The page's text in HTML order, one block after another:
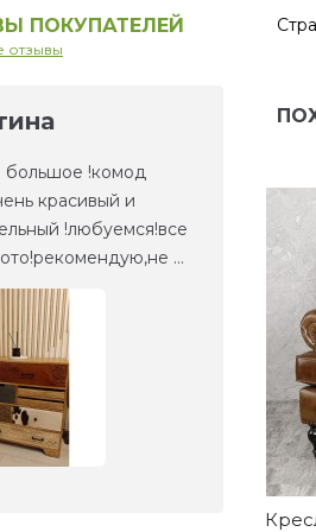
ПОКУПАТЕЛЕЙ
отзывы
большое !комод
красивый и
!любуемся!все
...